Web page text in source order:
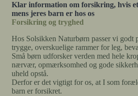
Klar information om forsikring, hvis
mens jeres barn er hos os
Forsikring og tryghed
Hos Solsikken Naturbørn passer vi godt
trygge, overskuelige rammer for leg,
Små børn udforsker verden med hele
nærvær, opmærksomhed og gode
uheld opstå.
Derfor er det vigtigt for os, at I som
barn er forsikret.